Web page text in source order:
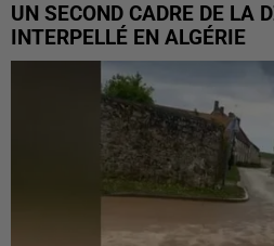
UN SECOND CADRE DE LA
INTERPELLÉ EN ALGÉRIE